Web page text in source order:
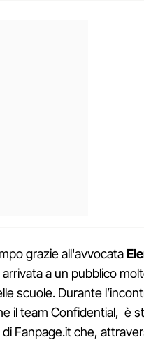
grazie all'avvocata
arrivata a un pubblico
scuole. Durante
il team Confidential, è
Fanpage.it che,